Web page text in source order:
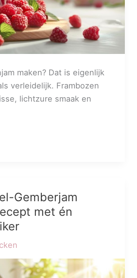
maken? Dat is eigenlijk
verleidelijk. Frambozen
lichtzure smaak en
Gemberjam
met én